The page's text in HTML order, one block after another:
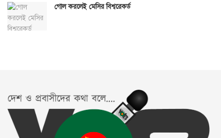
গোল করলেই মেসির বিশ্বরেকর্ড